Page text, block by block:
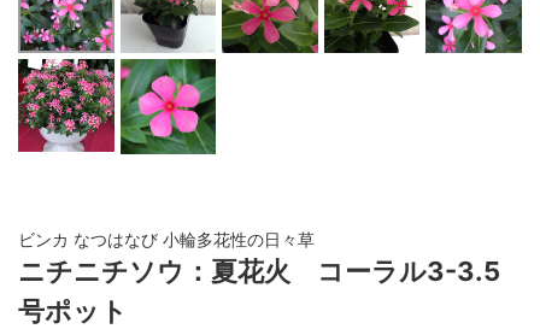
ビンカ なつはなび 小輪多花性の日々草
ニチニチソウ：夏花火 コーラル3-3.5
号ポット